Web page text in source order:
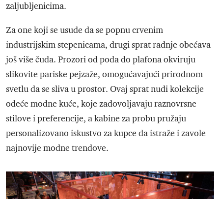
zaljubljenicima.
Za one koji se usude da se popnu crvenim
industrijskim stepenicama, drugi sprat radnje obećava
još više čuda. Prozori od poda do plafona okviruju
slikovite pariske pejzaže, omogućavajući prirodnom
svetlu da se sliva u prostor. Ovaj sprat nudi kolekcije
odeće modne kuće, koje zadovoljavaju raznovrsne
stilove i preferencije, a kabine za probu pružaju
personalizovano iskustvo za kupce da istraže i zavole
najnovije modne trendove.